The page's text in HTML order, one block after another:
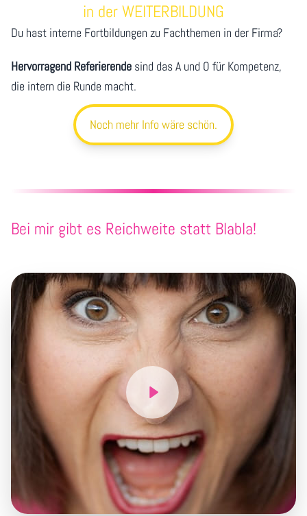
in der WEITERBILDUNG
Du hast interne Fortbildungen zu Fachthemen in der Firma?
Hervorragend Referierende sind das A und O für Kompetenz,
die intern die Runde macht.
Noch mehr Info wäre schön.
Bei mir gibt es Reichweite statt Blabla!